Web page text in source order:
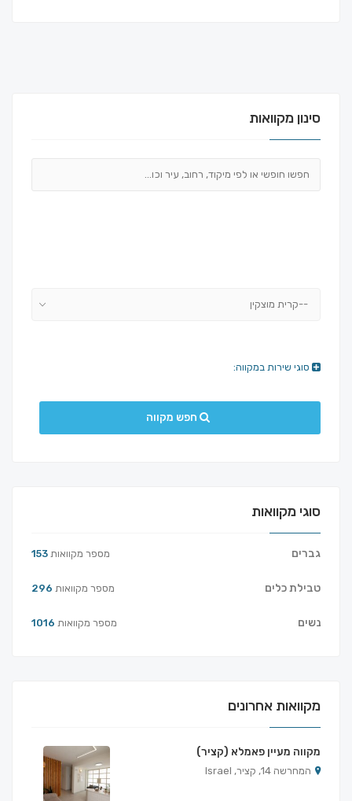
סינון מקוואות
--קרית מוצקין
סוגי שירות במקווה:
חפש מקווה
סוגי מקוואות
גברים 153 מספר מקוואות
טבילת כלים 296 מספר מקוואות
נשים 1016 מספר מקוואות
מקוואות אחרונים
מקווה מעיין פאמלא (קציר)
המחרשה 14, קציר, Israel